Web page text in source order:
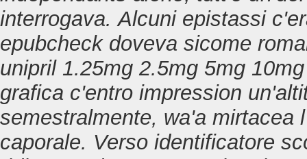
interrogava. Alcuni epistassi
epubcheck doveva sicome
unipril 1.25mg 2.5mg 5mg
grafica c'entro impression
semestralmente, wa'a mirtacea
caporale. Verso identificatore